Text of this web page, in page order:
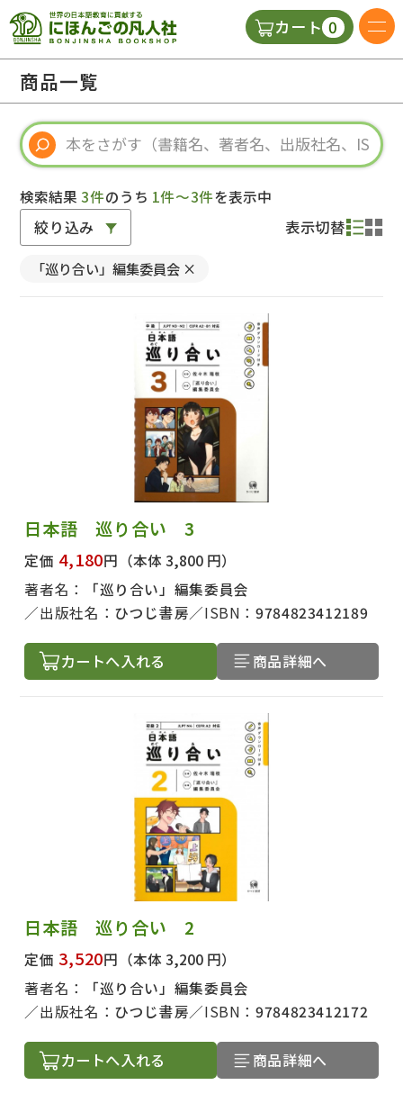
カート 0
視聴覚・補助教材
教師用参考書
商品一覧
検索結果3件のうち 1件～3件を表示中
絞り込み 表示切替
「巡り合い」編集委員会 ×
日本語 巡り合い 3
定価 4,180円 （本体 3,800 円）
著者名：
「巡り合い」編集委員会
出版社名： ひつじ書房 ISBN：9784823412189
カートへ入れる 商品詳細へ
日本語 巡り合い 2
定価 3,520円 （本体 3,200 円）
著者名：
「巡り合い」編集委員会
出版社名： ひつじ書房 ISBN：9784823412172
カートへ入れる 商品詳細へ